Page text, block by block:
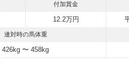
付加賞金
12.2万円
連対時の馬体重
426kg 〜 458kg